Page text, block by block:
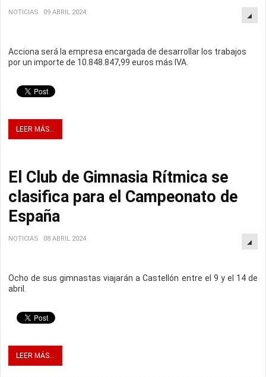
NOTICIAS 09 ABRIL 2024
Acciona será la empresa encargada de desarrollar los trabajos
por un importe de 10.848.847,99 euros más IVA.
LEER MÁS...
El Club de Gimnasia Rítmica se
clasifica para el Campeonato de
España
NOTICIAS 08 ABRIL 2024
Ocho de sus gimnastas viajarán a Castellón entre el 9 y el 14 de
abril.
LEER MÁS...